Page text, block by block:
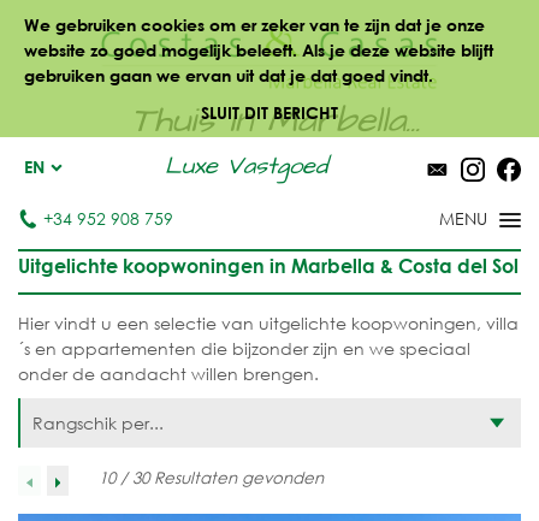
We gebruiken cookies om er zeker van te zijn dat je onze
website zo goed mogelijk beleeft. Als je deze website blijft
gebruiken gaan we ervan uit dat je dat goed vindt.
SLUIT DIT BERICHT
Thuis in Marbella...
Luxe Vastgoed
EN
+34 952 908 759
Uitgelichte koopwoningen in Marbella & Costa del Sol
Hier vindt u een selectie van uitgelichte koopwoningen, villa
´s en appartementen die bijzonder zijn en we speciaal
onder de aandacht willen brengen.
Rangschik per...
10 / 30 Resultaten gevonden